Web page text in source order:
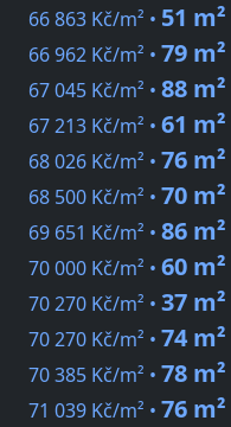
66 863 Kč/m² • 51 m²
66 962 Kč/m² • 79 m²
67 045 Kč/m² • 88 m²
67 213 Kč/m² • 61 m²
68 026 Kč/m² • 76 m²
68 500 Kč/m² • 70 m²
69 651 Kč/m² • 86 m²
70 000 Kč/m² • 60 m²
70 270 Kč/m² • 37 m²
70 270 Kč/m² • 74 m²
70 385 Kč/m² • 78 m²
71 039 Kč/m² • 76 m²